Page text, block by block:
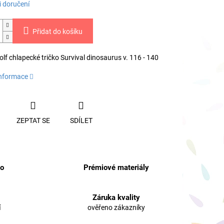
doručení
Přidat do košíku
chlapecké tričko Survival dinosaurus v. 116 - 140
ZEPTAT SE SDÍLET
Prémiové materiály
Záruka kvality
ověřeno zákazníky